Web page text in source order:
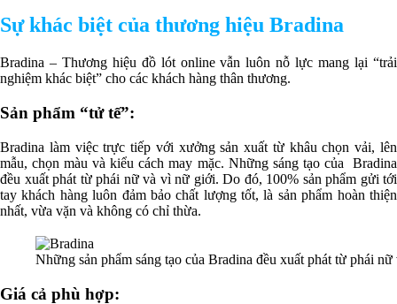
Sự khác biệt của thương hiệu Bradina
Bradina – Thương hiệu đồ lót online vẫn luôn nỗ lực mang lại “trải
nghiệm khác biệt” cho các khách hàng thân thương.
Sản phẩm “tử tế”:
Bradina làm việc trực tiếp với xưởng sản xuất từ khâu chọn vải, lên
mẫu, chọn màu và kiểu cách may mặc. Những sáng tạo của Bradina
đều xuất phát từ phái nữ và vì nữ giới. Do đó, 100% sản phẩm gửi tới
tay khách hàng luôn đảm bảo chất lượng tốt, là sản phẩm hoàn thiện
nhất, vừa vặn và không có chỉ thừa.
Những sản phẩm sáng tạo của Bradina đều xuất phát từ phái
Giá cả phù hợp: